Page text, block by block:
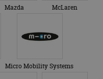
Mazda McLaren
Micro Mobility Systems